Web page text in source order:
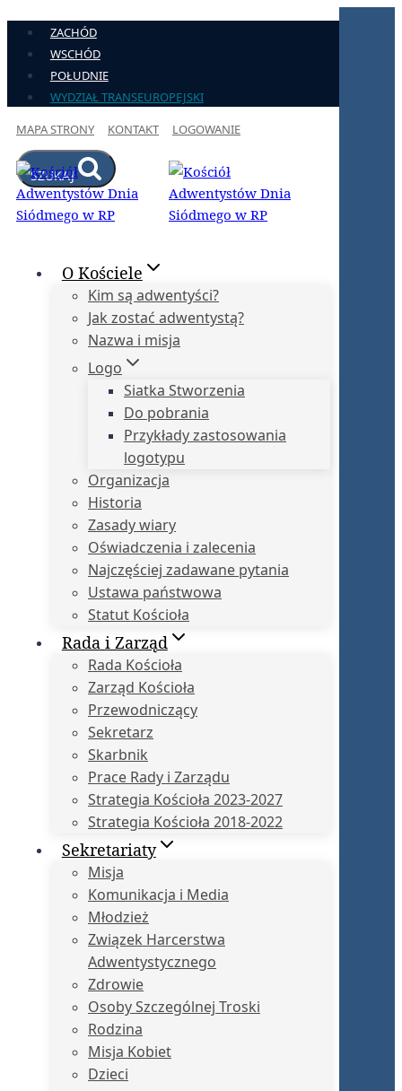
Przejdź
treści
ZACHÓD
WSCHÓD
POŁUDNIE
WYDZIAŁ TRANSEUROPEJSKI
MAPA STRONY
KONTAKT LOGOWANIE
SZUKAJ
O Kościele
Kim są adwentyści?
Jak zostać adwentystą?
Nazwa i misja
Logo
Siatka Stworzenia
Do pobrania
Przykłady zastosowania
logotypu
Organizacja
Historia
Zasady wiary
Oświadczenia i zalecenia
Najczęściej zadawane pytania
Ustawa państwowa
Statut Kościoła
Rada i Zarząd
Rada Kościoła
Zarząd Kościoła
Przewodniczący
Sekretarz
Skarbnik
Prace Rady i Zarządu
Strategia Kościoła 2023-2027
Strategia Kościoła 2018-2022
Sekretariaty
Misja
Komunikacja i Media
Młodzież
Związek Harcerstwa
Adwentystycznego
Zdrowie
Osoby Szczególnej Troski
Rodzina
Misja Kobiet
Dzieci